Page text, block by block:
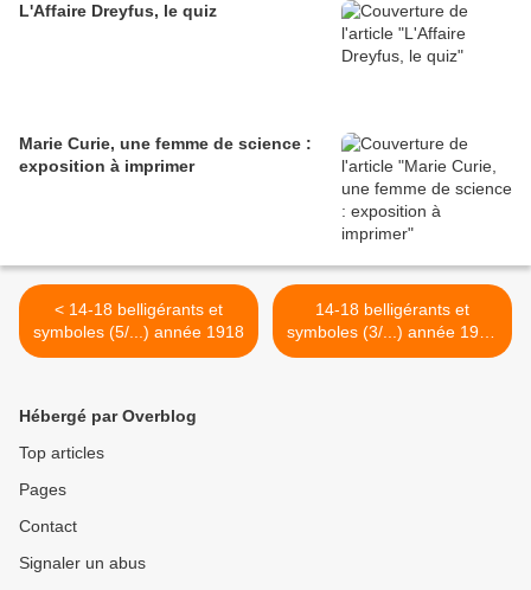
L'Affaire Dreyfus, le quiz
Marie Curie, une femme de science :
exposition à imprimer
< 14-18 belligérants et
symboles (5/...) année 1918
14-18 belligérants et
symboles (3/...) année 1916
>
Hébergé par Overblog
Top articles
Pages
Contact
Signaler un abus